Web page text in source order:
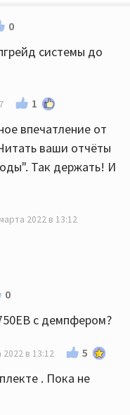
0
системы до
1
впечатление от
ваши отчёты
Так держать! И
2022 в 13:12
0
с демпфером?
2022 в 13:12 5
. Пока не